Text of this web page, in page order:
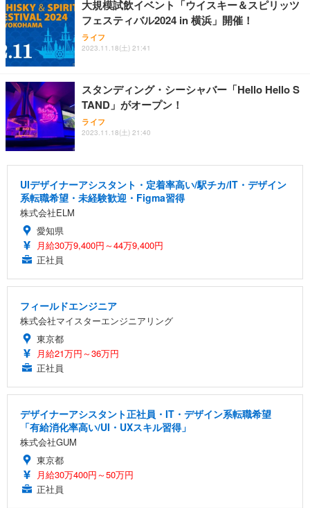
大規模試飲イベント「ウイスキー＆スピリッツ
フェスティバル2024 in 横浜」開催！
ライフ
2023.11.18(土) 21:41
スタンディング・シーシャバー「Hello Hello S
TAND」がオープン！
ライフ
2023.11.18(土) 21:40
UIデザイナーアシスタント・定着率高い/駅チカ/IT・デザイン
系転職希望・未経験歓迎・Figma習得
株式会社ELM
愛知県
月給30万9,400円～44万9,400円
正社員
フィールドエンジニア
株式会社マイスターエンジニアリング
東京都
月給21万円～36万円
正社員
デザイナーアシスタント正社員・IT・デザイン系転職希望
「有給消化率高い/UI・UXスキル習得」
株式会社GUM
東京都
月給30万400円～50万円
正社員